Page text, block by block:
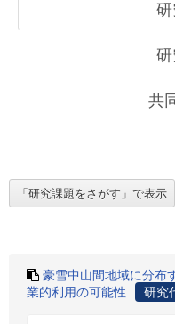
研
共
豪雪中山間地域に分布
業的利用の可能性
研究